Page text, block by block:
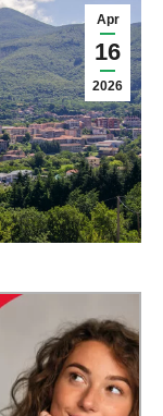
Apr
16
2026